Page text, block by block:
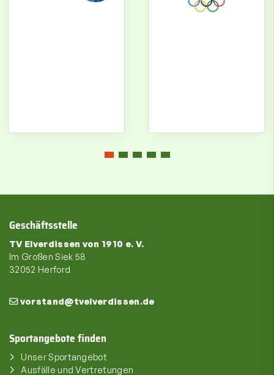
Geschäftsstelle
TV Elverdissen von 1910 e. V.
Im Großen Siek 58
32052 Herford
vorstand@tvelverdissen.de
Sportangebote finden
Unser Sportangebot
Ausfälle und Vertretungen